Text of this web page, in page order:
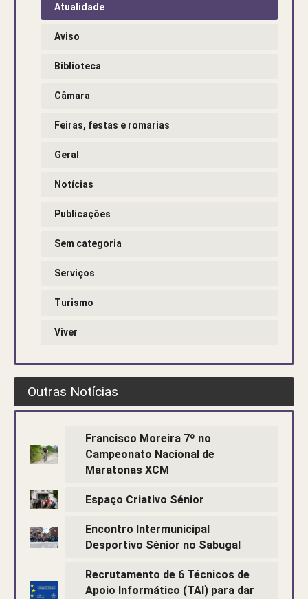
Atualidade
Aviso
Biblioteca
Câmara
Feiras, festas e romarias
Geral
Notícias
Publicações
Sem categoria
Serviços
Turismo
Viver
Outras Notícias
Francisco Moreira 7º no
Campeonato Nacional de
Maratonas XCM
Espaço Criativo Sénior
Encontro Intermunicipal
Desportivo Sénior no Sabugal
Recrutamento de 6 Técnicos de
Apoio Informático (TAI) para dar